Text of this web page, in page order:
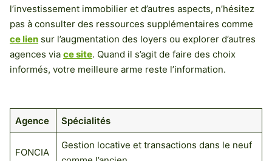
l’investissement immobilier et d’autres aspects, n’hésitez
pas à consulter des ressources supplémentaires comme
ce lien sur l’augmentation des loyers ou explorer d’autres
agences via ce site. Quand il s’agit de faire des choix
informés, votre meilleure arme reste l’information.
Agence Spécialités
FONCIA
Gestion locative et transactions dans le neuf